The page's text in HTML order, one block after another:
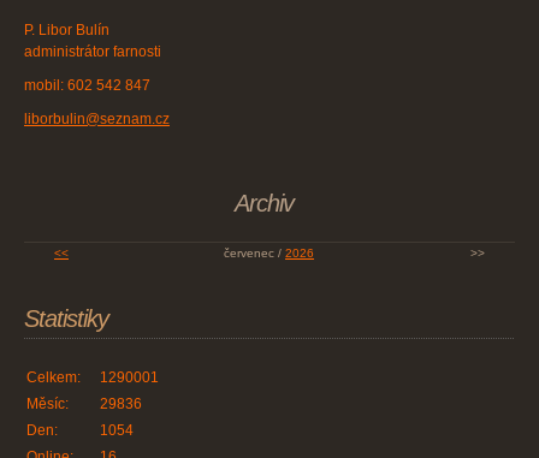
P. Libor Bulín
administrátor farnosti
mobil: 602 542 847
liborbulin@seznam.cz
Archiv
<< červenec / 2026 >>
Statistiky
Celkem:
1290001
Měsíc:
29836
Den:
1054